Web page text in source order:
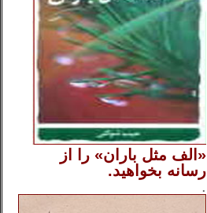
«الف مثل باران» را از
رسانه بخواهید.
.